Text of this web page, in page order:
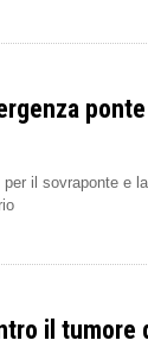
ponte
il sovraponte e la
il tumore